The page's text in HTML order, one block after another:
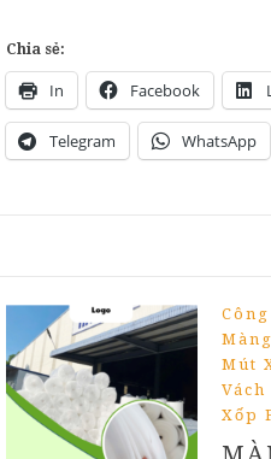
Chia sẻ:
In Facebook
Telegram WhatsApp
Mút
Xốp